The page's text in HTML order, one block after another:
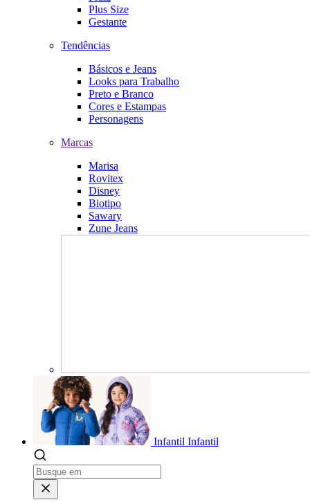
Plus Size
Gestante
Tendências
Básicos e Jeans
Looks para Trabalho
Preto e Branco
Cores e Estampas
Personagens
Marcas
Marisa
Rovitex
Disney
Biotipo
Sawary
Zune Jeans
Infantil Infantil